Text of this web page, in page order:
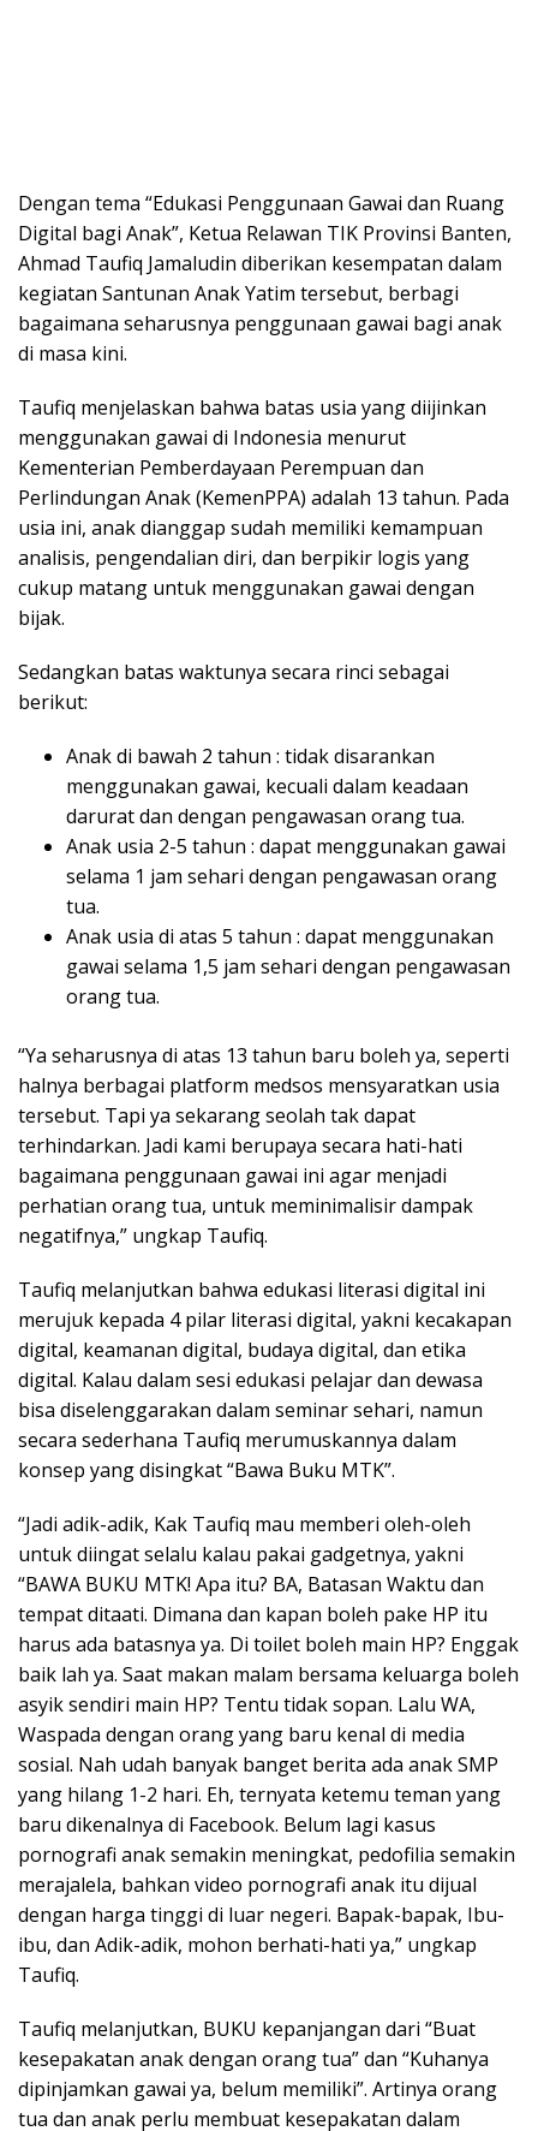
Dengan tema “Edukasi Penggunaan Gawai dan Ruang
Digital bagi Anak”, Ketua Relawan TIK Provinsi Banten,
Ahmad Taufiq Jamaludin diberikan kesempatan dalam
kegiatan Santunan Anak Yatim tersebut, berbagi
bagaimana seharusnya penggunaan gawai bagi anak
di masa kini.
Taufiq menjelaskan bahwa batas usia yang diijinkan
menggunakan gawai di Indonesia menurut
Kementerian Pemberdayaan Perempuan dan
Perlindungan Anak (KemenPPA) adalah 13 tahun. Pada
usia ini, anak dianggap sudah memiliki kemampuan
analisis, pengendalian diri, dan berpikir logis yang
cukup matang untuk menggunakan gawai dengan
bijak.
Sedangkan batas waktunya secara rinci sebagai
berikut:
Anak di bawah 2 tahun : tidak disarankan
menggunakan gawai, kecuali dalam keadaan
darurat dan dengan pengawasan orang tua.
Anak usia 2-5 tahun : dapat menggunakan gawai
selama 1 jam sehari dengan pengawasan orang
tua.
Anak usia di atas 5 tahun : dapat menggunakan
gawai selama 1,5 jam sehari dengan pengawasan
orang tua.
“Ya seharusnya di atas 13 tahun baru boleh ya, seperti
halnya berbagai platform medsos mensyaratkan usia
tersebut. Tapi ya sekarang seolah tak dapat
terhindarkan. Jadi kami berupaya secara hati-hati
bagaimana penggunaan gawai ini agar menjadi
perhatian orang tua, untuk meminimalisir dampak
negatifnya,” ungkap Taufiq.
Taufiq melanjutkan bahwa edukasi literasi digital ini
merujuk kepada 4 pilar literasi digital, yakni kecakapan
digital, keamanan digital, budaya digital, dan etika
digital. Kalau dalam sesi edukasi pelajar dan dewasa
bisa diselenggarakan dalam seminar sehari, namun
secara sederhana Taufiq merumuskannya dalam
konsep yang disingkat “Bawa Buku MTK”.
“Jadi adik-adik, Kak Taufiq mau memberi oleh-oleh
untuk diingat selalu kalau pakai gadgetnya, yakni
“BAWA BUKU MTK! Apa itu? BA, Batasan Waktu dan
tempat ditaati. Dimana dan kapan boleh pake HP itu
harus ada batasnya ya. Di toilet boleh main HP? Enggak
baik lah ya. Saat makan malam bersama keluarga boleh
asyik sendiri main HP? Tentu tidak sopan. Lalu WA,
Waspada dengan orang yang baru kenal di media
sosial. Nah udah banyak banget berita ada anak SMP
yang hilang 1-2 hari. Eh, ternyata ketemu teman yang
baru dikenalnya di Facebook. Belum lagi kasus
pornografi anak semakin meningkat, pedofilia semakin
merajalela, bahkan video pornografi anak itu dijual
dengan harga tinggi di luar negeri. Bapak-bapak, Ibu-
ibu, dan Adik-adik, mohon berhati-hati ya,” ungkap
Taufiq.
Taufiq melanjutkan, BUKU kepanjangan dari “Buat
kesepakatan anak dengan orang tua” dan “Kuhanya
dipinjamkan gawai ya, belum memiliki”. Artinya orang
tua dan anak perlu membuat kesepakatan dalam